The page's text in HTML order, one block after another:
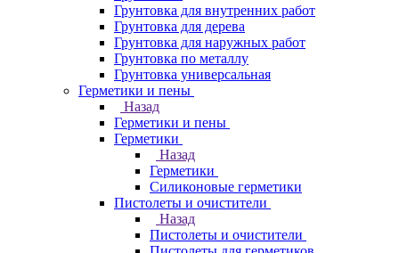
Грунтовка для внутренних работ
Грунтовка для дерева
Грунтовка для наружных работ
Грунтовка по металлу
Грунтовка универсальная
Герметики и пены
Назад
Герметики и пены
Герметики
Назад
Герметики
Силиконовые герметики
Пистолеты и очистители
Назад
Пистолеты и очистители